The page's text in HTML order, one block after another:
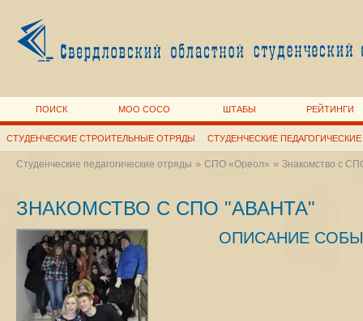
ПОИСК МОО СОСО ШТАБЫ РЕЙТИНГИ
СТУДЕНЧЕСКИЕ СТРОИТЕЛЬНЫЕ ОТРЯДЫ СТУДЕНЧЕСКИЕ
Студенческие педагогические отряды » СПО «Ореол» » Знакомство с
ЗНАКОМСТВО С СПО "АВАНТА"
ОПИСАНИЕ